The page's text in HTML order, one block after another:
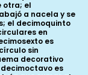
otra; el
a nacela y se
el decimoquinto
en
es
sin
decorativo
es